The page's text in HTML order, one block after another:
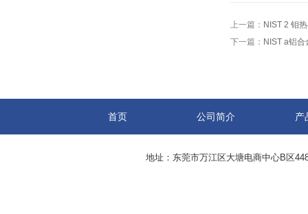
上一篇： NIST 2 钼
下一篇： NIST a铝
首页 公司简介 产
地址：东莞市万江区大塘电商中心B区